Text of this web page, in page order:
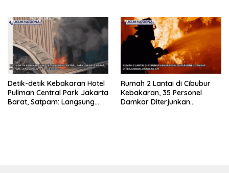
Detik-detik Kebakaran Hotel
Pullman Central Park Jakarta
Barat, Satpam: Langsung
Rumah 2 Lantai di Cibubur
Kebakaran, 35 Personel
Damkar Diterjunkan